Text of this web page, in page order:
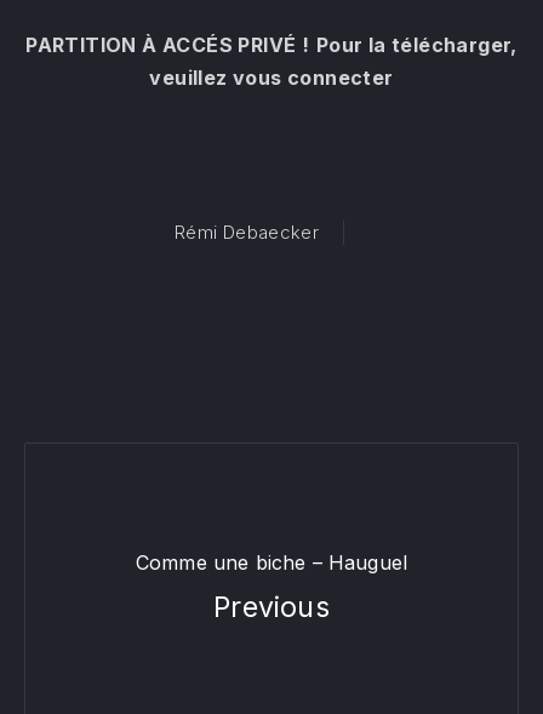
PARTITION À ACCÉS PRIVÉ ! Pour la télécharger,
veuillez vous connecter
Rémi Debaecker
Comme une biche – Hauguel
Previous